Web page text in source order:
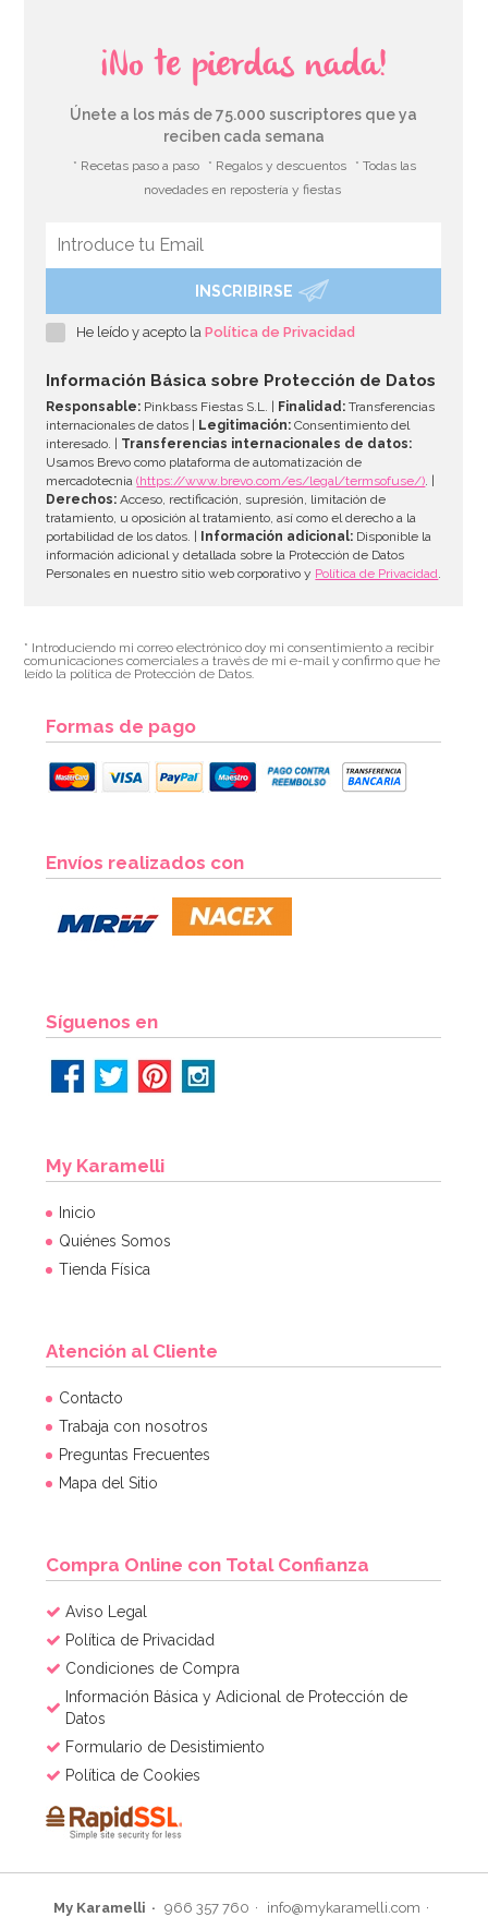
Skittles Frutas 38 g – Caramelos de Colores con Sabor
Frutal
1,50€
AÑADIR
Bolsa de Chuches Envueltas Surtidas Happy Party XL
500 gr
¡No te pierdas nada!
Únete a los más de 75.000 suscriptores que ya
reciben cada semana
* Recetas paso a paso * Regalos y descuentos
* Todas las
novedades en repostería y fiestas
INSCRIBIRSE
He leído y acepto laPolítica de Privacidad
Información Básica sobre Protección de Datos
Responsable: Pinkbass Fiestas S.L. | Finalidad: Transferencias
internacionales de datos |
Legitimación: Consentimiento del
interesado. | Transferencias internacionales de datos:
Usamos Brevo como plataforma de automatización de
mercadotecnia(https://www.brevo.com/es/legal/termsofuse/). |
Derechos: Acceso, rectificación, supresión, limitación de
tratamiento, u oposición al tratamiento, así como el derecho a la
portabilidad de los datos. |
Información adicional: Disponible la
información adicional y detallada sobre la Protección de Datos
Personales en nuestro sitio web corporativo y Política de Privacidad.
* Introduciendo mi correo electrónico doy mi consentimiento a recibir
comunicaciones comerciales a través de mi e-mail y confirmo que he
leído la política de Protección de Datos.
Formas de pago
Envíos realizados con
Síguenos en
My Karamelli
Inicio
Quiénes Somos
Tienda Física
Atención al Cliente
Contacto
Trabaja con nosotros
Preguntas Frecuentes
Mapa del Sitio
Compra Online con Total Confianza
Aviso Legal
Política de Privacidad
Condiciones de Compra
Información Básica y Adicional de Protección de
Datos
Formulario de Desistimiento
Política de Cookies
My Karamelli 966 357 760 info@mykaramelli.com